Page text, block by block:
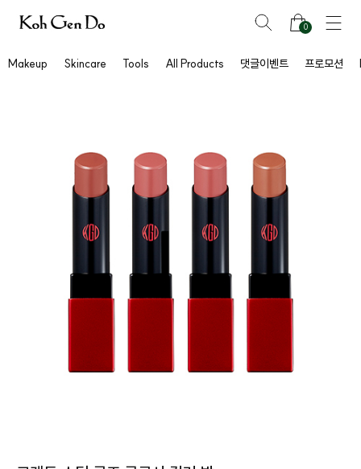
0
Makeup Skincare Tools All Products 댓글이벤트 프로모션